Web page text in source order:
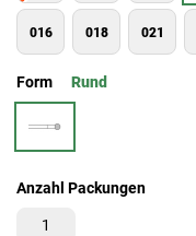
016 018 021
Form Rund
Anzahl Packungen